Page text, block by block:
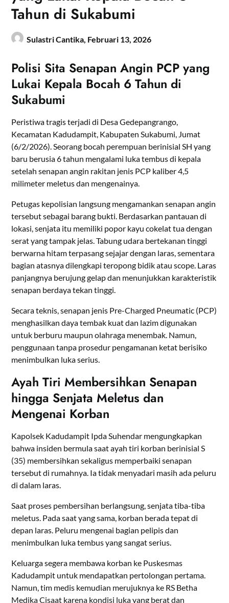
Tahun di Sukabumi
Sulastri Cantika, Februari 13, 2026
Polisi Sita Senapan Angin PCP yang
Lukai Kepala Bocah 6 Tahun di
Sukabumi
Peristiwa tragis terjadi di Desa Gedepangrango,
Kecamatan Kadudampit, Kabupaten Sukabumi, Jumat
(6/2/2026). Seorang bocah perempuan berinisial SH yang
baru berusia 6 tahun mengalami luka tembus di kepala
setelah senapan angin rakitan jenis PCP kaliber 4,5
milimeter meletus dan mengenainya.
Petugas kepolisian langsung mengamankan senapan angin
tersebut sebagai barang bukti. Berdasarkan pantauan di
lokasi, senjata itu memiliki popor kayu cokelat tua dengan
serat yang tampak jelas. Tabung udara bertekanan tinggi
berwarna hitam terpasang sejajar dengan laras, sementara
bagian atasnya dilengkapi teropong bidik atau scope. Laras
panjangnya berujung gelap dan menunjukkan karakteristik
senapan berdaya tekan tinggi.
Secara teknis, senapan jenis Pre-Charged Pneumatic (PCP)
menghasilkan daya tembak kuat dan lazim digunakan
untuk berburu maupun olahraga menembak. Namun,
penggunaan tanpa prosedur pengamanan ketat berisiko
menimbulkan luka serius.
Ayah Tiri Membersihkan Senapan
hingga Senjata Meletus dan
Mengenai Korban
Kapolsek Kadudampit Ipda Suhendar mengungkapkan
bahwa insiden bermula saat ayah tiri korban berinisial S
(35) membersihkan sekaligus memperbaiki senapan
tersebut di rumahnya. Ia tidak menyadari masih ada peluru
di dalam laras.
Saat proses pembersihan berlangsung, senjata tiba-tiba
meletus. Pada saat yang sama, korban berada tepat di
depan laras. Peluru mengenai bagian pelipis dan
menimbulkan luka tembus yang sangat serius.
Keluarga segera membawa korban ke Puskesmas
Kadudampit untuk mendapatkan pertolongan pertama.
Namun, tim medis kemudian merujuknya ke RS Betha
Medika Cisaat karena kondisi luka yang berat dan